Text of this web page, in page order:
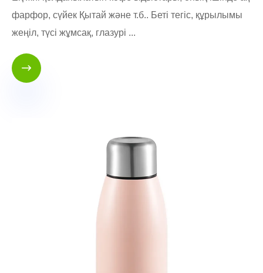
фарфор, сүйек Қытай және т.б.. Беті тегіс, құрылымы
жеңіл, түсі жұмсақ, глазурі ...
